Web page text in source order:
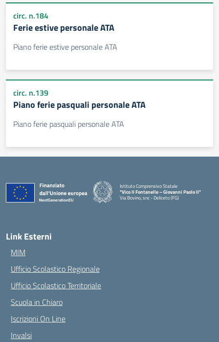
circ. n.184
Ferie estive personale ATA
Piano ferie estive personale ATA
circ. n.139
Piano ferie pasquali personale ATA
Piano ferie pasquali personale ATA
Istituto Comprensivo Statale
"Vico II Fontanelle – Giovanni Paolo II"
Via Bovino, snc - Deliceto (FG)
Link Esterni
MIM
Ufficio Scolastico Regionale
Ufficio Scolastico Territoriale
Scuola in Chiaro
Iscrizioni On Line
Invalsi